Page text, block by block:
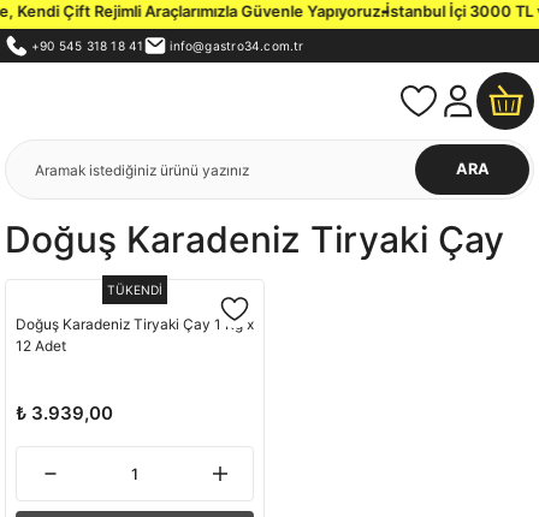
Çift Rejimli Araçlarımızla Güvenle Yapıyoruz.İstanbul İçi 3000 TL
+90 545 318 18 41 info@gastro34.com.tr
ARA
Doğuş Karadeniz Tiryaki Çay
TÜKENDİ
Doğuş Karadeniz Tiryaki Çay 1 Kg x
12 Adet
₺ 3.939,00